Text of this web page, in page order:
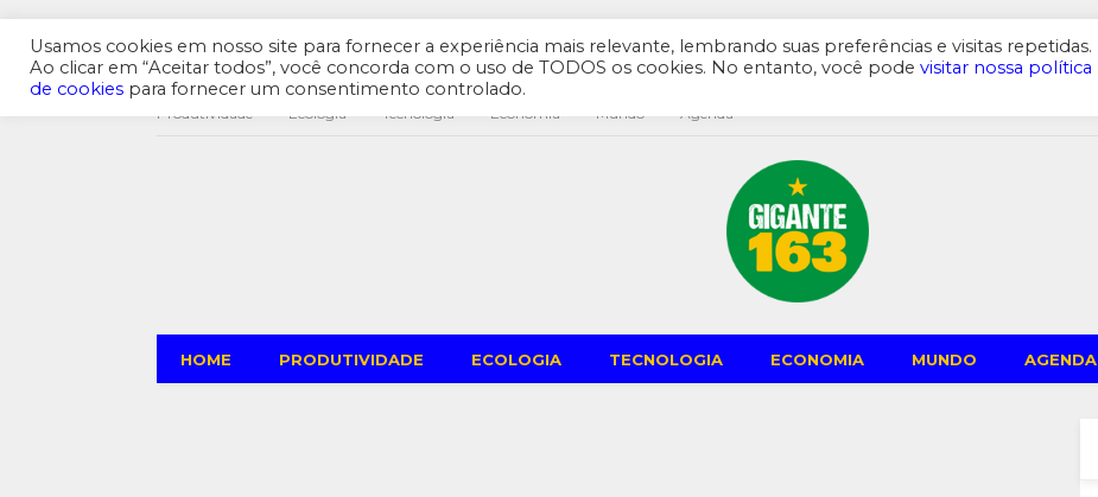
Produtividade Ecologia Tecnologia Economia Mundo Agenda
HOME PRODUTIVIDADE ECOLOGIA TECNOLOGIA ECONOMIA MUNDO AGENDA
Usamos cookies em nosso site para fornecer a experiência mais relevante, lembrando suas preferências e visitas repetidas.
Ao clicar em “Aceitar todos”, você concorda com o uso de TODOS os cookies. No entanto, você pode visitar nossa política
de cookies para fornecer um consentimento controlado.